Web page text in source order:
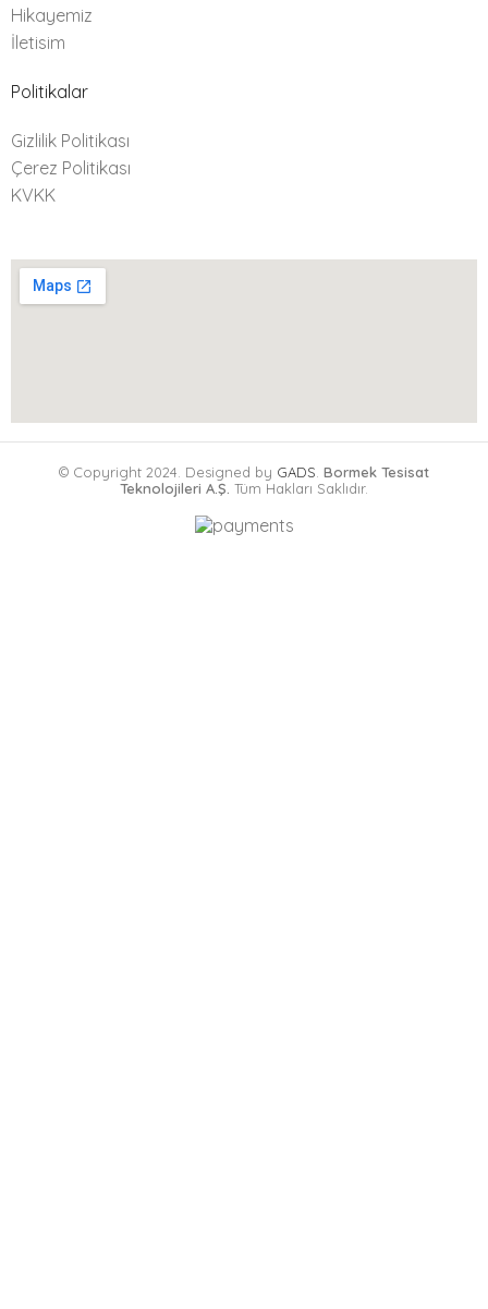
Hikayemiz
İletisim
Politikalar
Gizlilik Politikası
Çerez Politikası
KVKK
© Copyright 2024. Designed by GADS. Bormek Tesisat
Teknolojileri A.Ş. Tüm Hakları Saklıdır.